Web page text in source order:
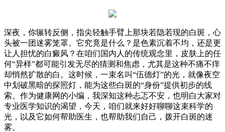
深夜，你辗转反侧，指尖轻触手臂上那块若隐若现的白斑，心
头被一团迷雾笼罩。它究竟是什么？是色素沉着不均，还是更
让人担忧的白癜风？在咱们国内人的传统观念里，皮肤上的任
何“异样”都可能引发无尽的猜测和焦虑，尤其是这种不痛不痒
却悄然扩散的白。这时候，一束名叫“伍德灯”的光，就像夜空
中划破黑暗的探照灯，能为这些白斑的“身份”提供初步的线
索。作为健康网的小编，我深知这种忐忑不安，也明白大家对
专业医学知识的渴望，今天，咱们就来好好聊聊这束科学的
光，以及它如何帮助医生，也帮助我们自己，拨开白斑的迷
雾。